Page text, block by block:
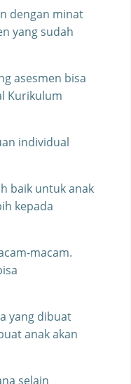
dengan minat
yang sudah
asesmen bisa
Kurikulum
individual
baik untuk anak
kepada
macam.
yang dibuat
anak akan
selain